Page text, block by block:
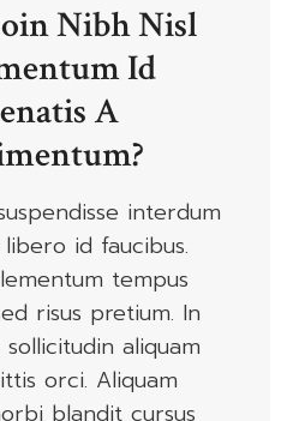
Nibh Nisl
Id
A
interdum
id faucibus.
tempus
risus pretium. In
aliquam
orci. Aliquam
blandit cursus